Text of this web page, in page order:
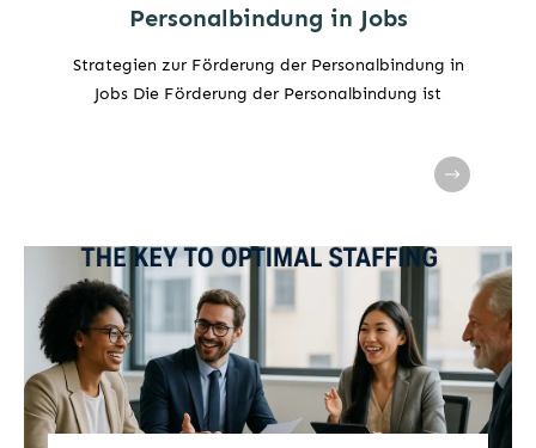
Personalbindung in Jobs
Strategien zur Förderung der Personalbindung in
Jobs Die Förderung der Personalbindung ist